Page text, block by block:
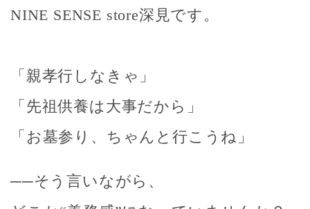
NINE SENSE store深見です。
「親孝行しなきゃ」
「先祖供養は大事だから」
「お墓参り、ちゃんと行こうね」
──そう言いながら、